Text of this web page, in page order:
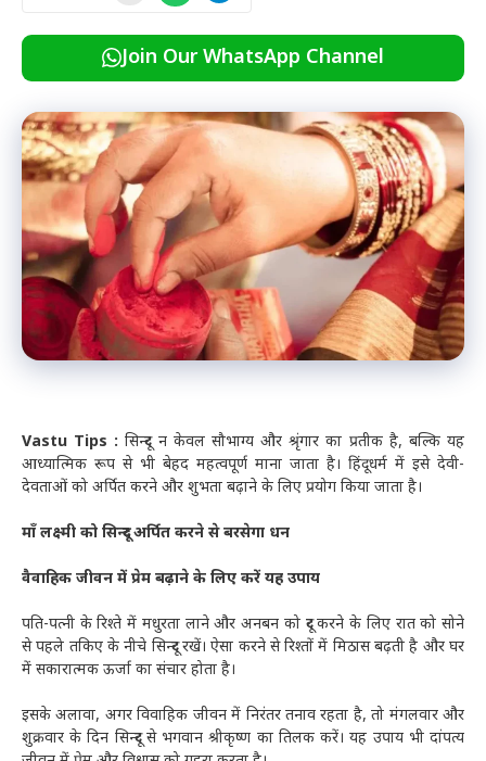
Join Our WhatsApp Channel
Vastu Tips :सिन्दूर न केवल सौभाग्य और श्रृंगार का प्रतीक है, बल्कि यह
आध्यात्मिक रूप से भी बेहद महत्वपूर्ण माना जाता है। हिंदू धर्म में इसे देवी-
देवताओं को अर्पित करने और शुभता बढ़ाने के लिए प्रयोग किया जाता है।
माँ लक्ष्मी को सिन्दूर अर्पित करने से बरसेगा धन
वैवाहिक जीवन में प्रेम बढ़ाने के लिए करें यह उपाय
पति-पत्नी के रिश्ते में मधुरता लाने और अनबन को दूर करने के लिए रात को सोने
से पहले तकिए के नीचे सिन्दूर रखें। ऐसा करने से रिश्तों में मिठास बढ़ती है और घर
में सकारात्मक ऊर्जा का संचार होता है।
इसके अलावा, अगर विवाहिक जीवन में निरंतर तनाव रहता है, तो मंगलवार और
शुक्रवार के दिन सिन्दूर से भगवान श्रीकृष्ण का तिलक करें। यह उपाय भी दांपत्य